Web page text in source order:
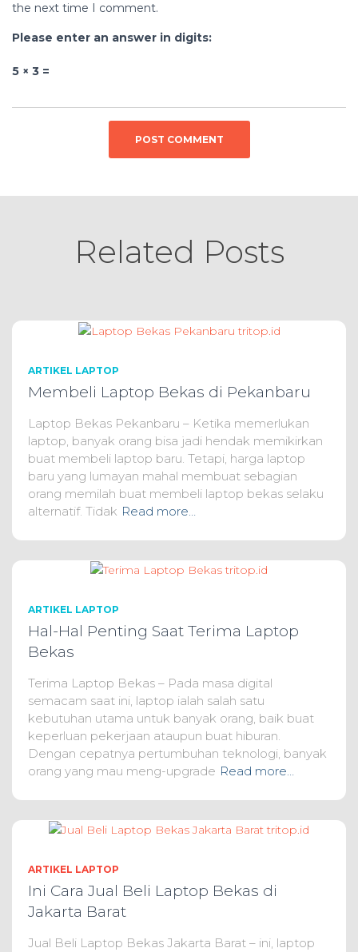
the next time I comment.
Please enter an answer in digits:
5 × 3 =
Related Posts
ARTIKEL LAPTOP
Membeli Laptop Bekas di Pekanbaru
Laptop Bekas Pekanbaru – Ketika memerlukan
laptop, banyak orang bisa jadi hendak memikirkan
buat membeli laptop baru. Tetapi, harga laptop
baru yang lumayan mahal membuat sebagian
orang memilah buat membeli laptop bekas selaku
alternatif. Tidak Read more…
ARTIKEL LAPTOP
Hal-Hal Penting Saat Terima Laptop
Bekas
Terima Laptop Bekas – Pada masa digital
semacam saat ini, laptop ialah salah satu
kebutuhan utama untuk banyak orang, baik buat
keperluan pekerjaan ataupun buat hiburan.
Dengan cepatnya pertumbuhan teknologi, banyak
orang yang mau meng-upgrade Read more…
ARTIKEL LAPTOP
Ini Cara Jual Beli Laptop Bekas di
Jakarta Barat
Jual Beli Laptop Bekas Jakarta Barat – ini, laptop